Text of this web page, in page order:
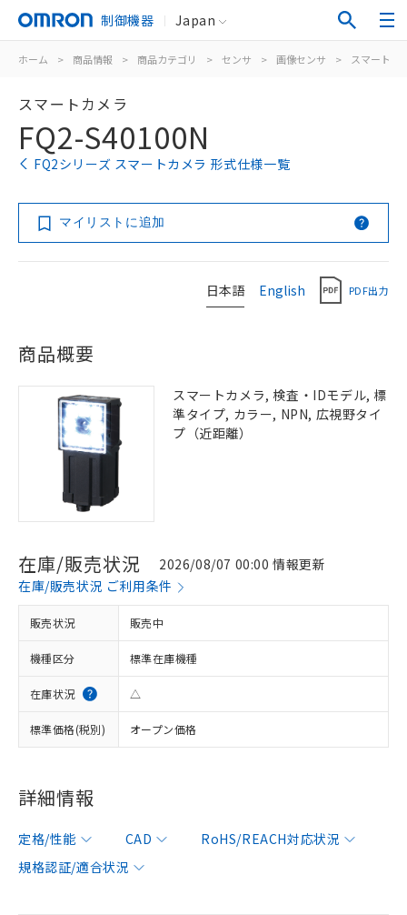
制御機器 Japan
ホーム > 商品情報 > 商品カテゴリ > センサ > 画像センサ > スマートカ
スマートカメラ
FQ2-S40100N
FQ2シリーズ スマートカメラ 形式仕様一覧
マイリストに追加
日本語 English PDF出力
商品概要
スマートカメラ, 検査・IDモデル, 標
準タイプ, カラー, NPN, 広視野タイ
プ（近距離）
在庫/販売状況
2026/08/07 00:00 情報更新
在庫/販売状況 ご利用条件
販売状況 販売中
機種区分 標準在庫機種
在庫状況 △
標準価格(税別) オープン価格
詳細情報
定格/性能 CAD
RoHS/REACH対応状況
規格認証/適合状況